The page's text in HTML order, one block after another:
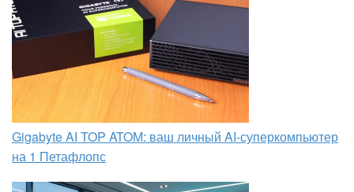
Gigabyte AI TOP ATOM: ваш личный AI-суперкомпьютер
на 1 Петафлопс